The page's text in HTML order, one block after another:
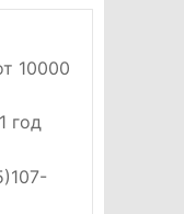
10000
год